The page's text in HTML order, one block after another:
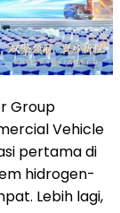
Group
Vehicle
pertama di
hidrogen-
Lebih lagi,